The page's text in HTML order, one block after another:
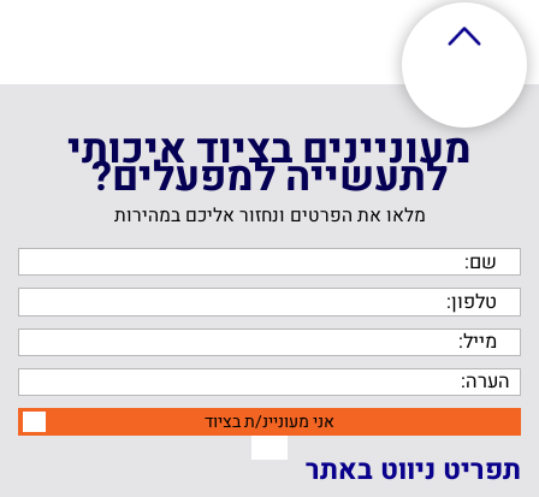
מעוניינים בציוד איכותי
לתעשייה למפעלים?
מלאו את הפרטים ונחזור אליכם במהירות
אני מעוניינ/ת בציוד
תפריט ניווט באתר